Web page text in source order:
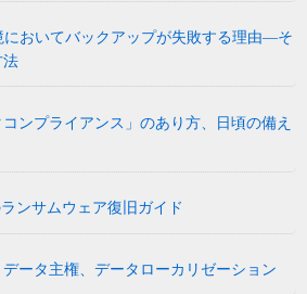
においてバックアップが失敗する理由―そ
法
ンプライアンス」のあり方、日頃の備え
ランサムウェア復旧ガイド
ータ主権、データローカリゼーション